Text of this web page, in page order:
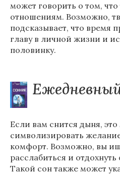
может говорить о том,
отношениям. Возможно,
подсказывает, что время
главу в личной жизни и
половинку.
Если вам снится дыня,
символизировать
комфорт. Возможно, вы
расслабиться и
Такой сон также может